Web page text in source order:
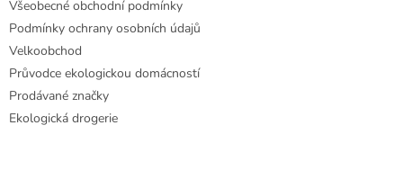
Všeobecné obchodní podmínky
Podmínky ochrany osobních údajů
Velkoobchod
Průvodce ekologickou domácností
Prodávané značky
Ekologická drogerie